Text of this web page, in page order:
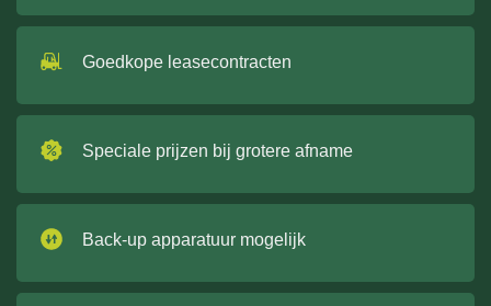
Goedkope leasecontracten
Speciale prijzen bij grotere afname
Back-up apparatuur mogelijk